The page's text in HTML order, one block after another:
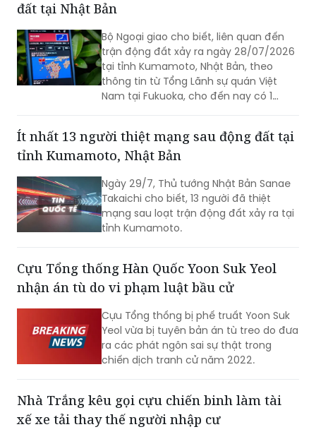
đất tại Nhật Bản
Bộ Ngoại giao cho biết, liên quan đến
trận động đất xảy ra ngày 28/07/2026
tại tỉnh Kumamoto, Nhật Bản, theo
thông tin từ Tổng Lãnh sự quán Việt
Nam tại Fukuoka, cho đến nay có 1
trận động đất.
Ít nhất 13 người thiệt mạng sau động đất tại
tỉnh Kumamoto, Nhật Bản
Ngày 29/7, Thủ tướng Nhật Bản Sanae
Takaichi cho biết, 13 người đã thiệt
mạng sau loạt trận động đất xảy ra tại
tỉnh Kumamoto.
Cựu Tổng thống Hàn Quốc Yoon Suk Yeol
nhận án tù do vi phạm luật bầu cử
Cựu Tổng thống bị phế truất Yoon Suk
Yeol vừa bị tuyên bản án tù treo do đưa
ra các phát ngôn sai sự thật trong
chiến dịch tranh cử năm 2022.
Nhà Trắng kêu gọi cựu chiến binh làm tài
xế xe tải thay thế người nhập cư